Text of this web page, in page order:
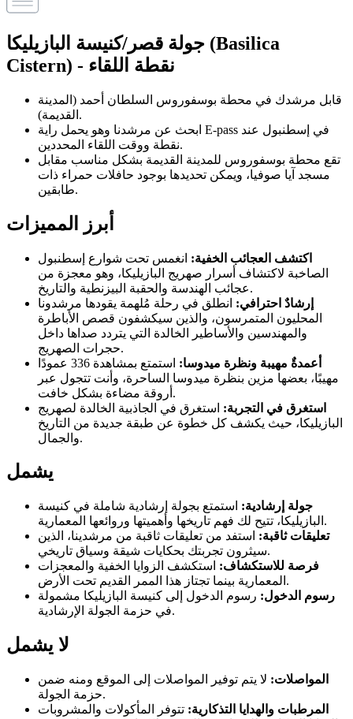
جولة قصر/كنيسة البازيليكا (Basilica
Cistern) - نقطة اللقاء
قابل مرشدك في محطة بوسفوروس السلطان أحمد (المدينة
القديمة).
ابحث عن مرشدنا وهو يحمل راية E-pass في إسطنبول عند
نقطة ووقت اللقاء المحددين.
تقع محطة بوسفوروس للمدينة القديمة بشكل مناسب مقابل
مسجد آيا صوفيا، ويمكن تحديدها بوجود حافلات حمراء ذات
طابقين.
أبرز المميزات
اكتشف العجائب الخفية: انغمس تحت شوارع إسطنبول
الصاخبة لاكتشاف أسرار صهريج البازيليكا، وهو معجزة من
عجائب الهندسة والحقبة البيزنطية والتاريخ.
إرشادٌ احترافي: انطلق في رحلة مُلهمة يقودها مرشدونا
المحليون المتمرسون، والذين سيكشفون قصص الأباطرة
والمهندسين والأساطير الخالدة التي يتردد صداها داخل
حجرات الصهريج.
أعمدةٌ مهيبة ونظرة ميدوسا:
استمتع بمشاهدة 336 عمودًا
مهيبًا، بعضها مزين بنظرة ميدوسا الساحرة، وأنت تتجول عبر
أروقة مضاءة بشكل خافت.
استغرق في التجربة: استغرق في الجاذبية الخالدة لصهريج
البازيليكا، حيث يكشف كل خطوة عن طبقة جديدة من التاريخ
والجمال.
يشمل
جولة إرشادية: استمتع بجولة إرشادية شاملة في كنيسة
البازيليكا، تتيح لك فهم تاريخها وأهميتها وروائعها المعمارية.
تعليقات ثاقبة: استفد من تعليقات ثاقبة من مرشدينا، الذين
سيثرون تجربتك بحكايات شيقة وسياق تاريخي.
فرصة للاستكشاف: استكشف الزوايا الخفية والمعجزات
المعمارية بينما تجتاز هذا الممر القديم تحت الأرض.
رسوم الدخول: رسوم الدخول إلى كنيسة البازيليكا مشمولة
في حزمة الجولة الإرشادية.
لا يشمل
المواصلات: لا يتم توفير المواصلات إلى الموقع ومنه ضمن
حزمة الجولة.
المرطبات والهدايا التذكارية: تتوفر المأكولات والمشروبات